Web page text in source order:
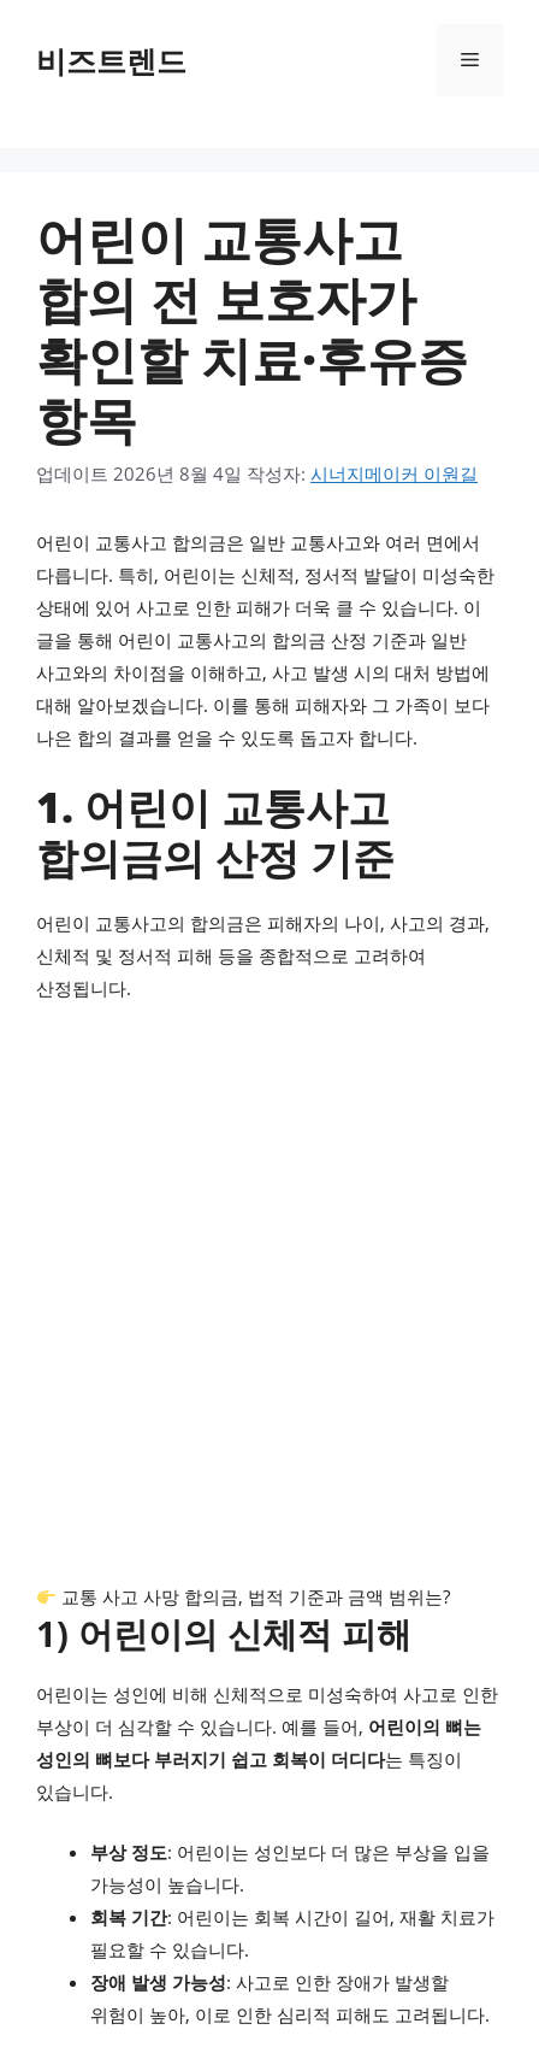
건너뛰기비즈트렌드 메뉴
어린이 교통사고
합의 전 보호자가
확인할 치료·후유증
항목
업데이트 2026년 8월 4일 작성자: 시너지메이커 이원길
어린이 교통사고 합의금은 일반 교통사고와 여러 면에서
다릅니다. 특히, 어린이는 신체적, 정서적 발달이 미성숙한
상태에 있어 사고로 인한 피해가 더욱 클 수 있습니다. 이
글을 통해 어린이 교통사고의 합의금 산정 기준과 일반
사고와의 차이점을 이해하고, 사고 발생 시의 대처 방법에
대해 알아보겠습니다. 이를 통해 피해자와 그 가족이 보다
나은 합의 결과를 얻을 수 있도록 돕고자 합니다.
1. 어린이 교통사고
합의금의 산정 기준
어린이 교통사고의 합의금은 피해자의 나이, 사고의 경과,
신체적 및 정서적 피해 등을 종합적으로 고려하여
산정됩니다.
교통 사고 사망 합의금, 법적 기준과 금액 범위는?
1) 어린이의 신체적 피해
어린이는 성인에 비해 신체적으로 미성숙하여 사고로 인한
부상이 더 심각할 수 있습니다. 예를 들어, 어린이의 뼈는
성인의 뼈보다 부러지기 쉽고 회복이 더디다는 특징이
있습니다.
부상 정도: 어린이는 성인보다 더 많은 부상을 입을
가능성이 높습니다.
회복 기간: 어린이는 회복 시간이 길어, 재활 치료가
필요할 수 있습니다.
장애 발생 가능성: 사고로 인한 장애가 발생할
위험이 높아, 이로 인한 심리적 피해도 고려됩니다.